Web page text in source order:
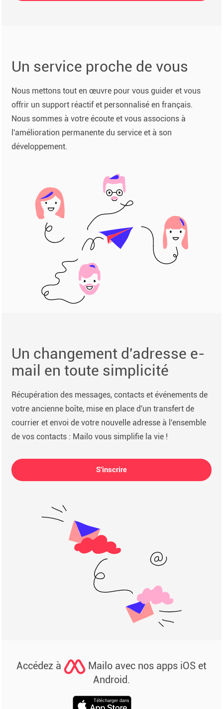
Un service proche de vous
Nous mettons tout en œuvre pour vous guider et vous
offrir un support réactif et personnalisé en français.
Nous sommes à votre écoute et vous associons à
l'amélioration permanente du service et à son
développement.
Un changement d'adresse e-
mail en toute simplicité
Récupération des messages, contacts et événements de
votre ancienne boîte, mise en place d'un transfert de
courrier et envoi de votre nouvelle adresse à l'ensemble
de vos contacts : Mailo vous simplifie la vie !
S'inscrire
Accédez à
Mailo avec nos apps iOS et
Android.
Télécharger dans